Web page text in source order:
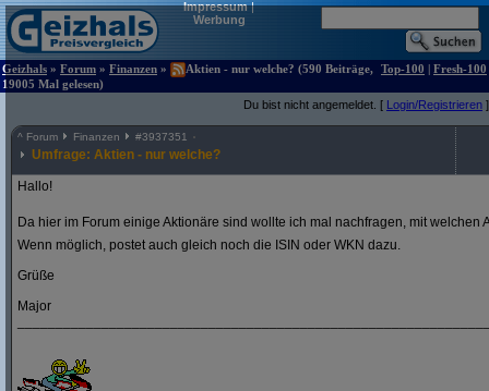
Impressum|
Werbung
Geizhals » Forum » Finanzen »
Aktien - nur welche? (590 Beiträge,
19005 Mal gelesen)
Top-100 | Fresh-100
Du bist nicht angemeldet. [ Login/Registrieren ]
^ Forum Finanzen #3937351
Umfrage: Aktien - nur welche?
Hallo!
Da hier im Forum einige Aktionäre sind wollte ich mal nachfragen, mit welchen
Wenn möglich, postet auch gleich noch die ISIN oder WKN dazu.
Grüße
Major